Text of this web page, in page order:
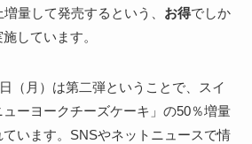
量して発売するという、 お得でしか
しています。
（月）は第二弾ということで、スイ
ーヨークチーズケーキ」の50％増量
います。SNSやネットニュースで情